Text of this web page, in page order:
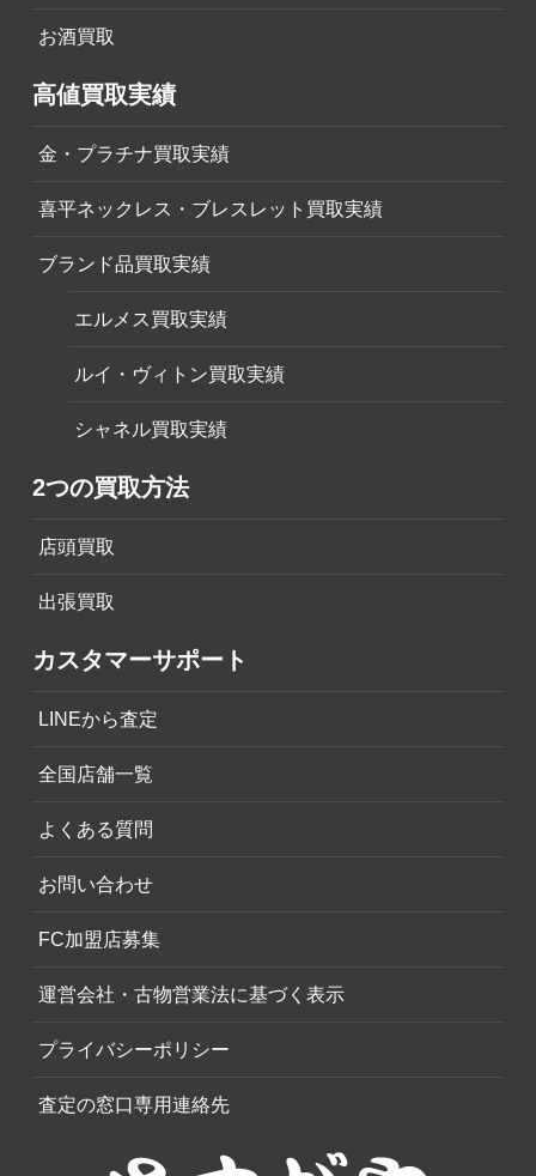
お酒買取
高値買取実績
金・プラチナ買取実績
喜平ネックレス・ブレスレット買取実績
ブランド品買取実績
エルメス買取実績
ルイ・ヴィトン買取実績
シャネル買取実績
2つの買取方法
店頭買取
出張買取
カスタマーサポート
LINEから査定
全国店舗一覧
よくある質問
お問い合わせ
FC加盟店募集
運営会社・古物営業法に基づく表示
プライバシーポリシー
査定の窓口専用連絡先